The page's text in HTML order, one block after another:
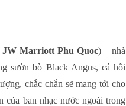
JW Marriott Phu Quoc) – nhà
sườn bò Black Angus, cá hồi
chắc chắn sẽ mang tới cho
của ban nhạc nước ngoài trong